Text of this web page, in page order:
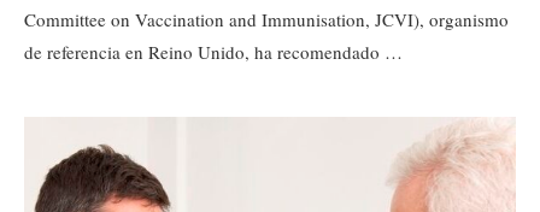
Committee on Vaccination and Immunisation, JCVI), organismo
de referencia en Reino Unido, ha recomendado …